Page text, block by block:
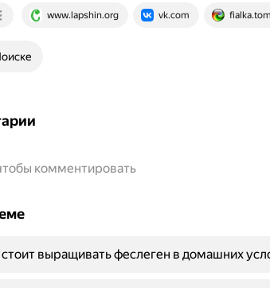
www.lapshin.org vk.com
комментировать
выращивать феслеген в домашних